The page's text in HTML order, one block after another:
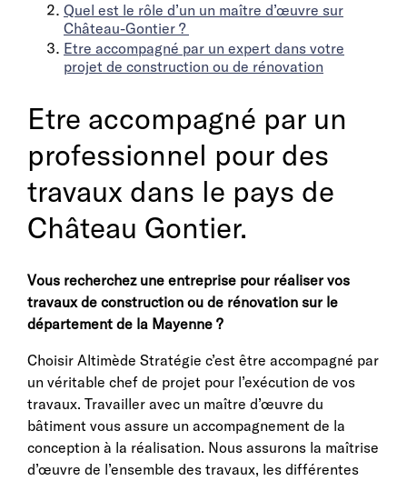
Quel est le rôle d’un un maître d’œuvre sur
Château-Gontier ?
Etre accompagné par un expert dans votre
projet de construction ou de rénovation
Etre accompagné par un
professionnel pour des
travaux dans le pays de
Château Gontier.
Vous recherchez une entreprise pour réaliser vos
travaux de construction ou de rénovation sur le
département de la Mayenne ?
Choisir Altimède Stratégie c’est être accompagné par
un véritable chef de projet pour l’exécution de vos
travaux. Travailler avec un maître d’œuvre du
bâtiment vous assure un accompagnement de la
conception à la réalisation. Nous assurons la maîtrise
d’œuvre de l’ensemble des travaux, les différentes